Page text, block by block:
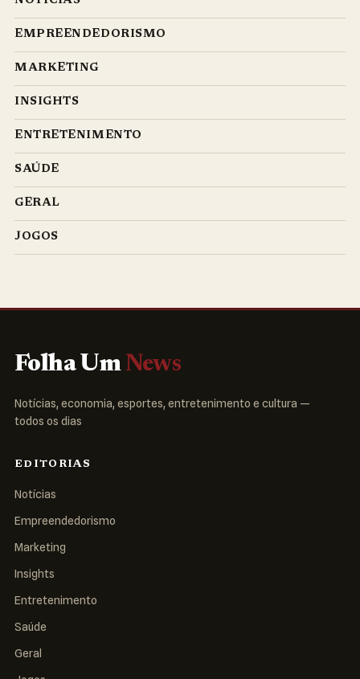
EMPREENDEDORISMO
MARKETING
INSIGHTS
ENTRETENIMENTO
SAÚDE
GERAL
JOGOS
Folha Um News
Notícias, economia, esportes, entretenimento e cultura —
todos os dias
EDITORIAS
Notícias
Empreendedorismo
Marketing
Insights
Entretenimento
Saúde
Geral